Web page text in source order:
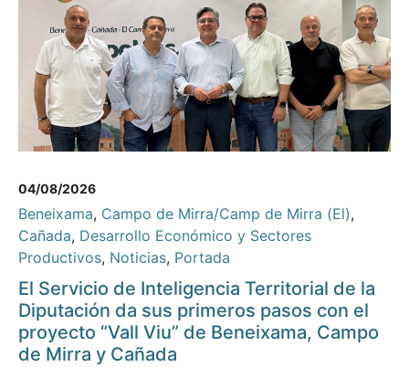
04/08/2026
Beneixama, Campo de Mirra/Camp de Mirra (El),
Cañada, Desarrollo Económico y Sectores
Productivos, Noticias, Portada
El Servicio de Inteligencia Territorial de la
Diputación da sus primeros pasos con el
proyecto “Vall Viu” de Beneixama, Campo
de Mirra y Cañada